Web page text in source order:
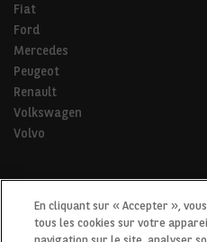
Fiat
Ford
Mercedes
Peugeot
Renault
Volkswagen
Volvo
* Pour tous les trajets de la
En cliquant sur « Accepter »,
tous les cookies sur votre